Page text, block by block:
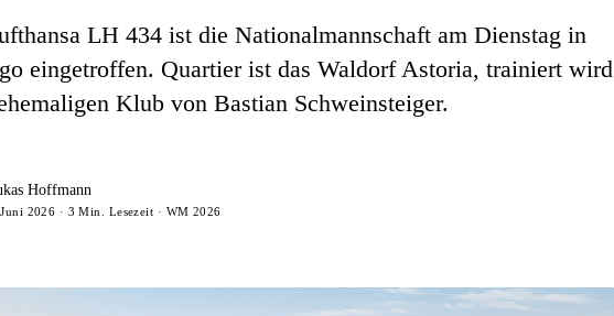
LH 434 ist die Nationalmannschaft am Dienstag in
eingetroffen. Quartier ist das Waldorf Astoria, trainiert wird
Klub von Bastian Schweinsteiger.
Hoffmann
2026 · 3 Min. Lesezeit · WM 2026